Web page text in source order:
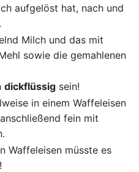
aufgelöst hat, nach und
Milch und das mit
sowie die gemahlenen
dickflüssigsein!
in einem Waffeleisen
fein mit
Waffeleisen müsste es